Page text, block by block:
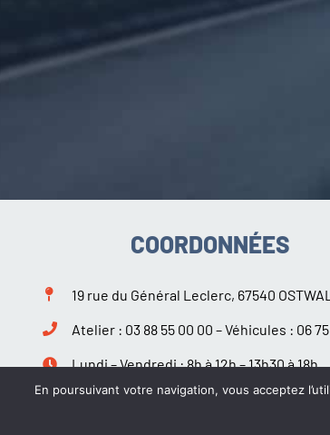
COORDONNÉES
19 rue du Général Leclerc, 67540
Atelier : 03 88 55 00 00 – Véhicules : 06
Lundi – Vendredi : 8h à 12h – 13h30 à 18h
Samedi : 9h à 12h – 14h à 18h
En poursuivant votre navigation, vous acceptez